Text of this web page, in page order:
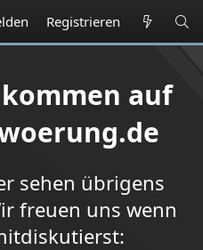
Registrieren
auf
sehen übrigens
freuen uns wenn